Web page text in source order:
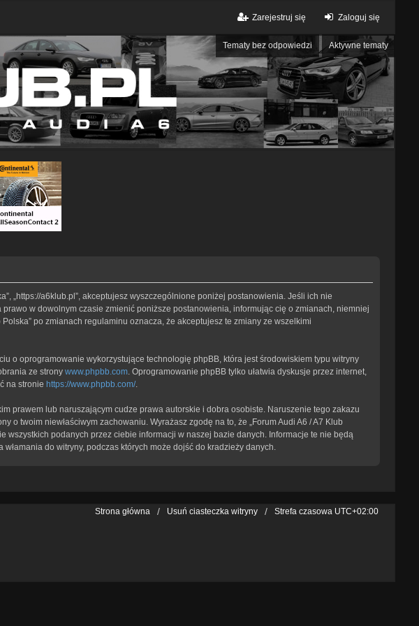
Zaloguj się
Zarejestruj się
Tematy bez odpowiedzi Aktywne tematy
„https://a6klub.pl”, akceptujesz wyszczególnione poniżej postanowienia. Jeśli ich nie
w dowolnym czasie zmienić poniższe postanowienia, informując cię o zmianach, niemniej
po zmianach regulaminu oznacza, że akceptujesz te zmiany ze wszelkimi
o oprogramowanie wykorzystujące technologię phpBB, która jest środowiskiem typu witryny
ze strony www.phpbb.com. Oprogramowanie phpBB tylko ułatwia dyskusje przez internet,
na stronie https://www.phpbb.com/.
prawem lub naruszającym cudze prawa autorskie i dobra osobiste. Naruszenie tego zakazu
twoim niewłaściwym zachowaniu. Wyrażasz zgodę na to, że „Forum Audi A6 / A7 Klub
wszystkich podanych przez ciebie informacji w naszej bazie danych. Informacje te nie będą
do witryny, podczas których może dojść do kradzieży danych.
Strona główna Usuń ciasteczka witryny Strefa czasowa UTC+02:00